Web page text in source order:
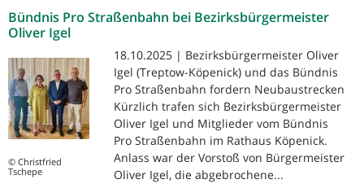
Bündnis Pro Straßenbahn bei Bezirksbürgermeister
Oliver Igel
© Christfried
Tschepe
18.10.2025 | Bezirksbürgermeister Oliver
Igel (Treptow-Köpenick) und das Bündnis
Pro Straßenbahn fordern Neubaustrecken
Kürzlich trafen sich Bezirksbürgermeister
Oliver Igel und Mitglieder vom Bündnis
Pro Straßenbahn im Rathaus Köpenick.
Anlass war der Vorstoß von Bürgermeister
Oliver Igel, die abgebrochene...